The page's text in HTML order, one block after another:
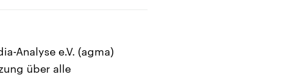
Analyse e.V. (agma)
über alle